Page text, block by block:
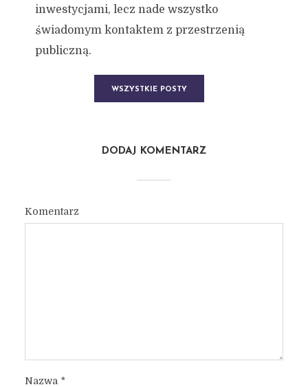
inwestycjami, lecz nade wszystko
świadomym kontaktem z przestrzenią
publiczną.
WSZYSTKIE POSTY
DODAJ KOMENTARZ
Komentarz
Nazwa *